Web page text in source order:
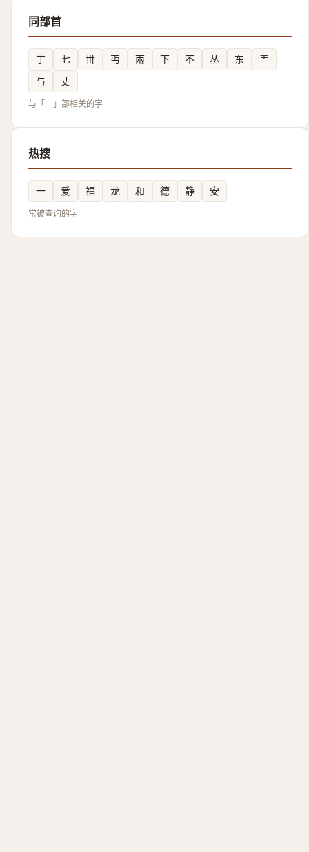
同部首
丁 七 丗 丏 兩 下 不 丛 东
龶
与
丈
与「一」部相关的字
热搜
一 爱 福 龙 和 德 静 安
常被查询的字